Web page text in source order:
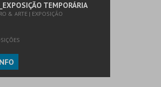
TEMPORÁRIA
& ARTE | EXPOSIÇÃO